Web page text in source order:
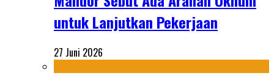
untuk Lanjutkan Pekerjaan
27 Juni 2026